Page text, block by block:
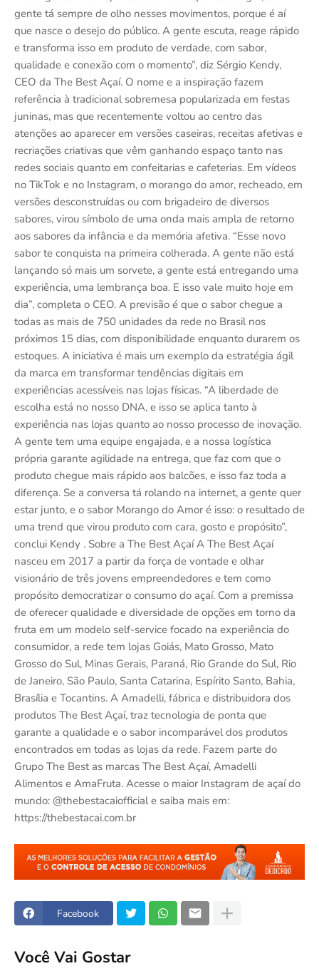
gente tá sempre de olho nesses movimentos, porque é aí
que nasce o desejo do público. A gente escuta, reage rápido
e transforma isso em produto de verdade, com sabor,
qualidade e conexão com o momento”, diz Sérgio Kendy,
CEO da The Best Açaí. O nome e a inspiração fazem
referência à tradicional sobremesa popularizada em festas
juninas, mas que recentemente voltou ao centro das
atenções ao aparecer em versões caseiras, receitas afetivas e
recriações criativas que vêm ganhando espaço tanto nas
redes sociais quanto em confeitarias e cafeterias. Em vídeos
no TikTok e no Instagram, o morango do amor, recheado, em
versões desconstruídas ou com brigadeiro de diversos
sabores, virou símbolo de uma onda mais ampla de retorno
aos sabores da infância e da memória afetiva. “Esse novo
sabor te conquista na primeira colherada. A gente não está
lançando só mais um sorvete, a gente está entregando uma
experiência, uma lembrança boa. E isso vale muito hoje em
dia”, completa o CEO. A previsão é que o sabor chegue a
todas as mais de 750 unidades da rede no Brasil nos
próximos 15 dias, com disponibilidade enquanto durarem os
estoques. A iniciativa é mais um exemplo da estratégia ágil
da marca em transformar tendências digitais em
experiências acessíveis nas lojas físicas. “A liberdade de
escolha está no nosso DNA, e isso se aplica tanto à
experiência nas lojas quanto ao nosso processo de inovação.
A gente tem uma equipe engajada, e a nossa logística
própria garante agilidade na entrega, que faz com que o
produto chegue mais rápido aos balcões, e isso faz toda a
diferença. Se a conversa tá rolando na internet, a gente quer
estar junto, e o sabor Morango do Amor é isso: o resultado de
uma trend que virou produto com cara, gosto e propósito”,
conclui Kendy . Sobre a The Best Açaí A The Best Açaí
nasceu em 2017 a partir da força de vontade e olhar
visionário de três jovens empreendedores e tem como
propósito democratizar o consumo do açaí. Com a premissa
de oferecer qualidade e diversidade de opções em torno da
fruta em um modelo self-service focado na experiência do
consumidor, a rede tem lojas Goiás, Mato Grosso, Mato
Grosso do Sul, Minas Gerais, Paraná, Rio Grande do Sul, Rio
de Janeiro, São Paulo, Santa Catarina, Espírito Santo, Bahia,
Brasília e Tocantins. A Amadelli, fábrica e distribuidora dos
produtos The Best Açaí, traz tecnologia de ponta que
garante a qualidade e o sabor incomparável dos produtos
encontrados em todas as lojas da rede. Fazem parte do
Grupo The Best as marcas The Best Açaí, Amadelli
Alimentos e AmaFruta. Acesse o maior Instagram de açaí do
mundo: @thebestacaiofficial e saiba mais em:
https://thebestacai.com.br
Facebook
Você Vai Gostar